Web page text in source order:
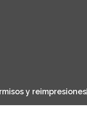
y reimpresiones